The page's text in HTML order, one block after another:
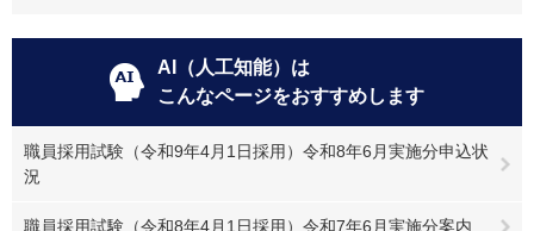
AI（人工知能）は
こんなページをおすすめします
職員採用試験（令和9年4月1日採用）令和8年6月実施分申込状
況
職員採用試験（令和8年4月1日採用）令和7年6月実施分案内